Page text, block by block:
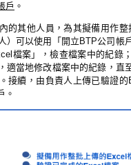
戶 。
的其他人員，為其擬備用作
）可以使用「開立BTP公司帳
檔案」，檢查檔案中的紀錄
適當地修改檔案中的紀錄，直
接續，由負責人上傳已驗證
。